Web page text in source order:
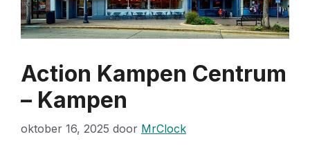
Action Kampen Centrum
– Kampen
oktober 16, 2025 door MrClock